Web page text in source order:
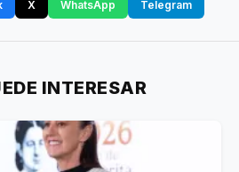
X WhatsApp Telegram
INTERESAR